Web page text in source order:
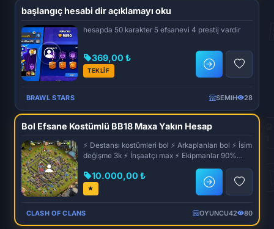
başlangıç hesabi dir açıklamayı oku
hesapda 50 karakter 5 efsanevi 4 prestij vardir
369,00 ₺
TEKLİF
BRAWL STARS SEMIH 28
Bol Efsane Kostümlü BB18 Maxa Yakın Hesap
⚡ Destansı kostümleri bol ⚡ Arkaplanları bol ⚡ İsim
değişme 3k ⚡ İnşaatçı max ⚡ Ekipmanlar 90%
10.000,00 ₺
★
CLASH OF CLANS OYUNCU42 80